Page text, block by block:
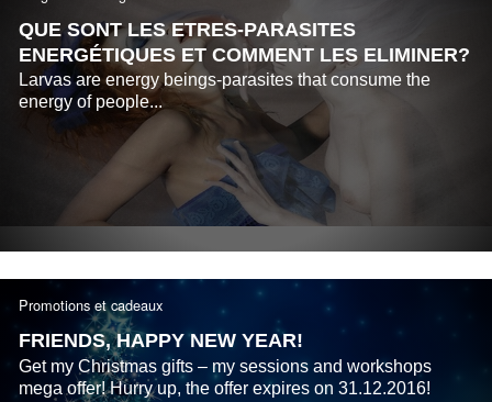
QUE SONT LES ETRES-PARASITES
ENERGÉTIQUES ET COMMENT LES ELIMINER?
Larvas are energy beings-parasites that consume the
energy of people...
Promotions et cadeaux
FRIENDS, HAPPY NEW YEAR!
Get my Christmas gifts – my sessions and workshops
mega offer! Hurry up, the offer expires on 31.12.2016!